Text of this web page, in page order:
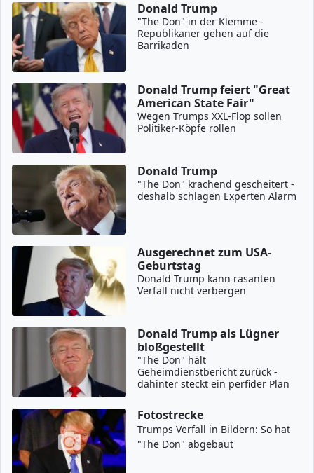
Donald Trump
"The Don" in der Klemme -
Republikaner gehen auf die
Barrikaden
Donald Trump feiert "Great
American State Fair"
Wegen Trumps XXL-Flop sollen
Politiker-Köpfe rollen
Donald Trump
"The Don" krachend gescheitert -
deshalb schlagen Experten Alarm
Ausgerechnet zum USA-
Geburtstag
Donald Trump kann rasanten
Verfall nicht verbergen
Donald Trump als Lügner
bloßgestellt
"The Don" hält
Geheimdienstbericht zurück -
dahinter steckt ein perfider Plan
Fotostrecke
Trumps Verfall in Bildern: So hat
"The Don" abgebaut